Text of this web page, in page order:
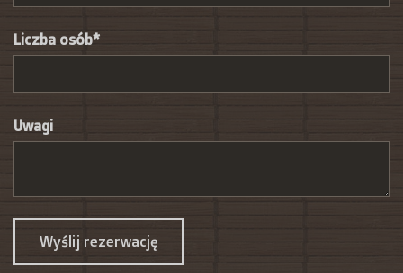
Liczba osób*
Uwagi
Wyślij rezerwację